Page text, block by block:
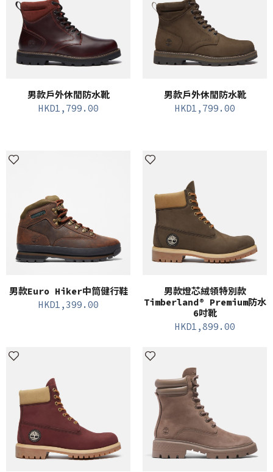
男款戶外休閒防水靴
HKD1,799.00
男款戶外休閒防水靴
HKD1,799.00
男款Euro Hiker中筒健行鞋
HKD1,399.00
男款燈芯絨領特別款
Timberland® Premium防水
6吋靴
HKD1,899.00